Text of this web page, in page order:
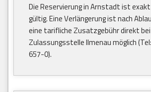
Die Reservierung in Arnstadt ist
gültig. Eine Verlängerung ist nach
eine tarifliche Zusatzgebühr direkt
Zulassungsstelle Ilmenau möglich
657-0).